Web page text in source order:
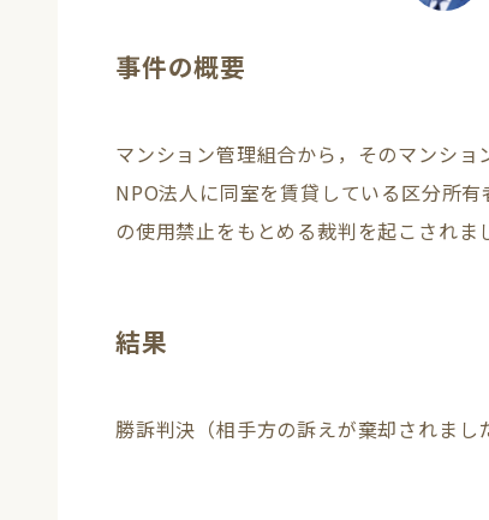
事件の概要
マンション管理組合から，そのマンシ
NPO法人に同室を賃貸している区分所
の使用禁止をもとめる裁判を起こされま
結果
勝訴判決（相手方の訴えが棄却されまし